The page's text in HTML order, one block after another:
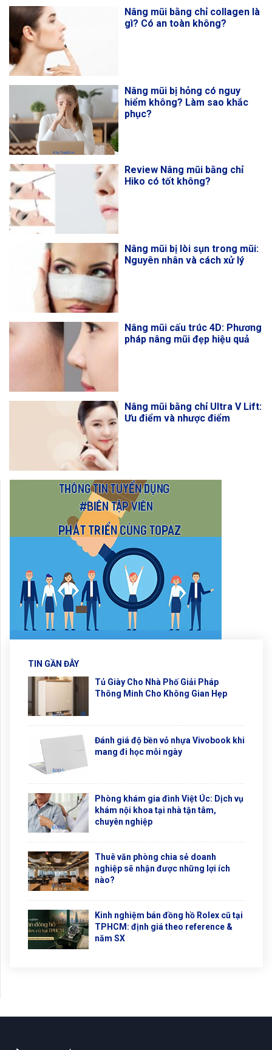
Nâng mũi bằng chỉ collagen là
gì? Có an toàn không?
Nâng mũi bị hỏng có nguy
hiểm không? Làm sao khắc
phục?
Review Nâng mũi bằng chỉ
Hiko có tốt không?
Nâng mũi bị lòi sụn trong mũi:
Nguyên nhân và cách xử lý
Nâng mũi cấu trúc 4D: Phương
pháp nâng mũi đẹp hiệu quả
Nâng mũi bằng chỉ Ultra V Lift:
Ưu điểm và nhược điểm
TIN GẦN ĐÂY
Tủ Giày Cho Nhà Phố Giải Pháp
Thông Minh Cho Không Gian Hẹp
Đánh giá độ bền vỏ nhựa Vivobook khi
mang đi học mỗi ngày
Phòng khám gia đình Việt Úc: Dịch vụ
khám nội khoa tại nhà tận tâm,
chuyên nghiệp
Thuê văn phòng chia sẻ doanh
nghiệp sẽ nhận được những lợi ích
nào?
Kinh nghiệm bán đồng hồ Rolex cũ tại
TPHCM: định giá theo reference &
năm SX